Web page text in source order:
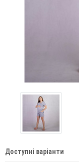
Доступні варіанти